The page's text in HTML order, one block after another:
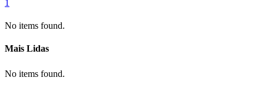
1
No items found.
Mais Lidas
No items found.